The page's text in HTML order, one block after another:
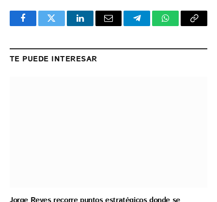
FacebookTwitter LinkedInEmail TelegramWhatsApp
Copy
TE PUEDE INTERESAR